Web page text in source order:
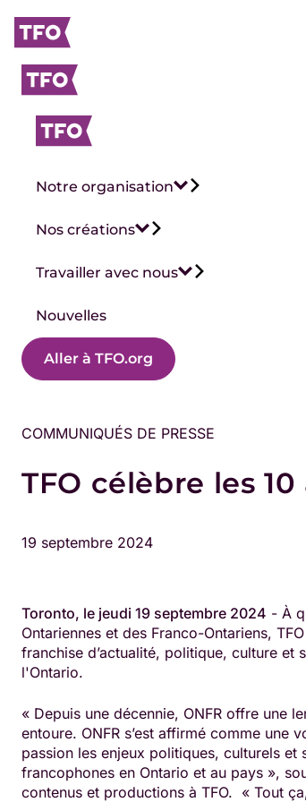
Notre organisation
Nos créations
Travailler avec nous
Nouvelles
Aller à TFO.org
COMMUNIQUÉS DE PRESSE
TFO célèbre les 10
19 septembre 2024
Toronto, le jeudi 19 septembre 2024 - À
Ontariennes et des Franco-Ontariens,
franchise d’actualité, politique, culture
l'Ontario.
« Depuis une décennie, ONFR offre une
entoure. ONFR s’est affirmé comme une
passion les enjeux politiques, culturels
francophones en Ontario et au pays »,
contenus et productions à TFO. « Tout